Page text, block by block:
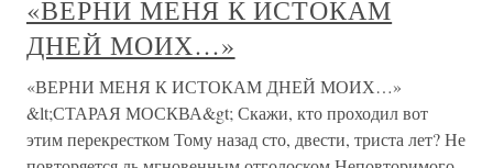
«ВЕРНИ МЕНЯ К ИСТОКАМ
ДНЕЙ МОИХ…»
«ВЕРНИ МЕНЯ К ИСТОКАМ ДНЕЙ МОИХ…»
&lt;СТАРАЯ МОСКВА&gt; Скажи, кто проходил вот
этим перекрестком Тому назад сто, двести, триста лет? Не